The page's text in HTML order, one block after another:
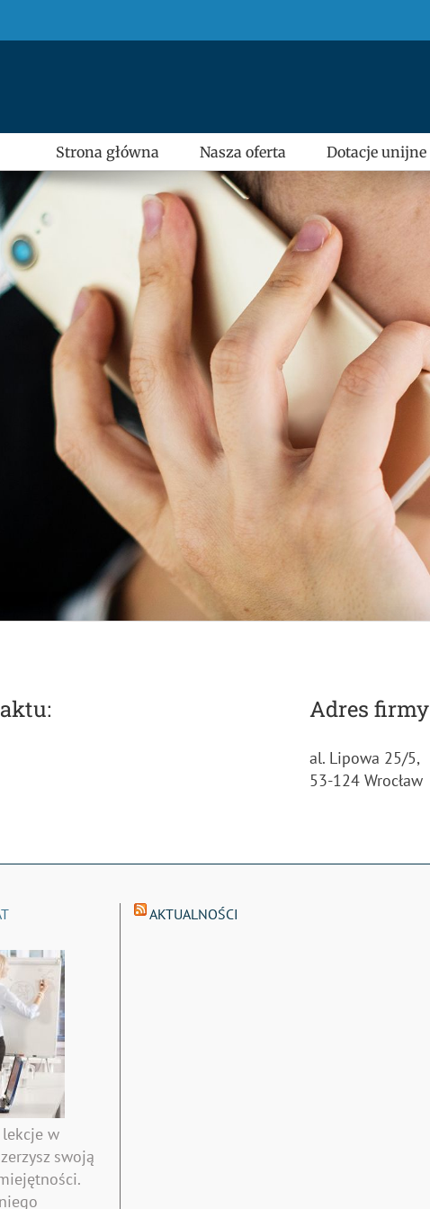
Strona główna Nasza oferta Dotacje unijne
Adres firmy
al. Lipowa 25/5,
53-124 Wrocław
w
swoją
AKTUALNOŚCI